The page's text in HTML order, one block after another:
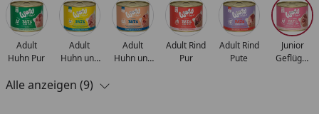
Adult
Huhn Pur
Adult
Huhn und
Adult
Huhn und
Adult Rind
Pur
Adult Rind
Pute
Junior
Geflügel
Alle anzeigen (9)